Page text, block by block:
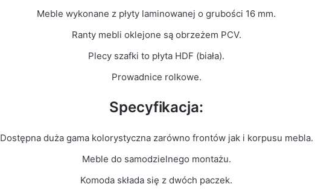
Meble wykonane z płyty laminowanej o grubości 16 mm.
Ranty mebli oklejone są obrzeżem PCV.
Plecy szafki to płyta HDF (biała).
Prowadnice rolkowe.
Specyfikacja:
Dostępna duża gama kolorystyczna zarówno frontów jak i korpusu mebla.
Meble do samodzielnego montażu.
Komoda składa się z dwóch paczek.